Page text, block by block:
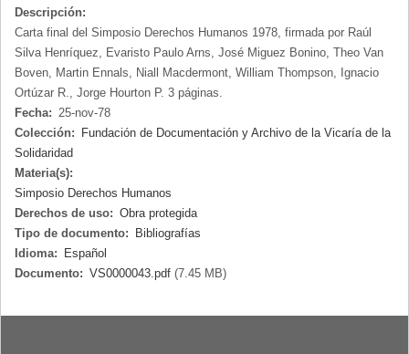
Descripción:
Carta final del Simposio Derechos Humanos 1978, firmada por Raúl
Silva Henríquez, Evaristo Paulo Arns, José Miguez Bonino, Theo Van
Boven, Martin Ennals, Niall Macdermont, William Thompson, Ignacio
Ortúzar R., Jorge Hourton P. 3 páginas.
Fecha: 25-nov-78
Colección:
Fundación de Documentación y Archivo de la Vicaría de la
Solidaridad
Materia(s):
Simposio Derechos Humanos
Derechos de uso: Obra protegida
Tipo de documento:
Bibliografías
Idioma:
Español
Documento: VS0000043.pdf (7.45 MB)